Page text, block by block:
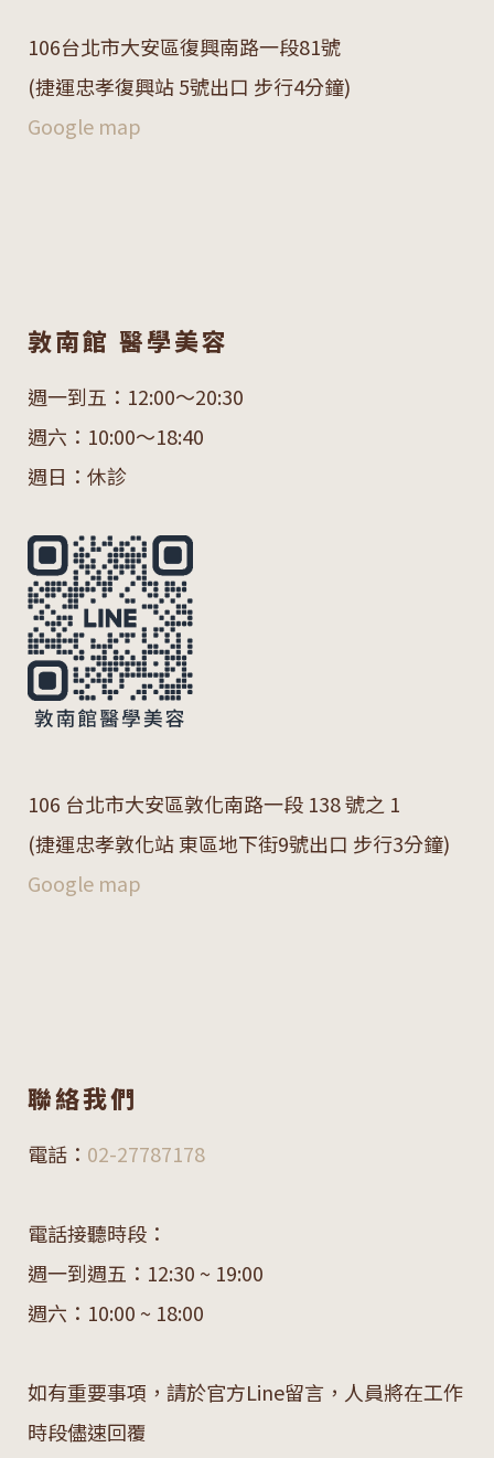
106台北市大安區復興南路一段81號
(捷運忠孝復興站 5號出口 步行4分鐘)
Google map
敦南館 醫學美容
週一到五：12:00～20:30
週六：10:00～18:40
週日：休診
106 台北市大安區敦化南路一段 138 號之 1
(捷運忠孝敦化站 東區地下街9號出口 步行3分鐘)
Google map
聯絡我們
電話： 02-27787178
電話接聽時段：
週一到週五：12:30 ~ 19:00
週六：10:00 ~ 18:00
如有重要事項，請於官方Line留言，人員將在工作
時段儘速回覆